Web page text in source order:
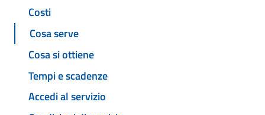
Costi
Cosa serve
Cosa si ottiene
Tempi e scadenze
Accedi al servizio